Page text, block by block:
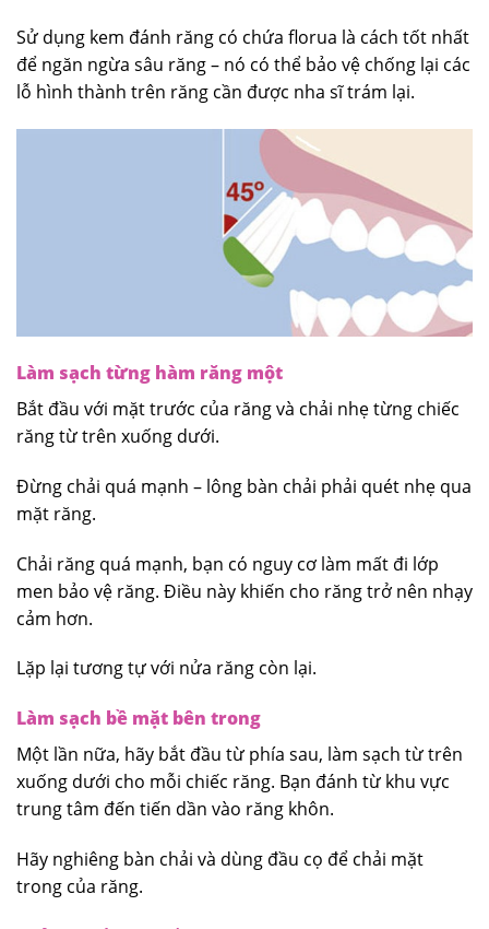
Sử dụng kem đánh răng có chứa florua là cách tốt nhất
để ngăn ngừa sâu răng – nó có thể bảo vệ chống lại các
lỗ hình thành trên răng cần được nha sĩ trám lại.
Làm sạch từng hàm răng một
Bắt đầu với mặt trước của răng và chải nhẹ từng chiếc
răng từ trên xuống dưới.
Đừng chải quá mạnh – lông bàn chải phải quét nhẹ qua
mặt răng.
Chải răng quá mạnh, bạn có nguy cơ làm mất đi lớp
men bảo vệ răng. Điều này khiến cho răng trở nên nhạy
cảm hơn.
Lặp lại tương tự với nửa răng còn lại.
Làm sạch bề mặt bên trong
Một lần nữa, hãy bắt đầu từ phía sau, làm sạch từ trên
xuống dưới cho mỗi chiếc răng. Bạn đánh từ khu vực
trung tâm đến tiến dần vào răng khôn.
Hãy nghiêng bàn chải và dùng đầu cọ để chải mặt
trong của răng.